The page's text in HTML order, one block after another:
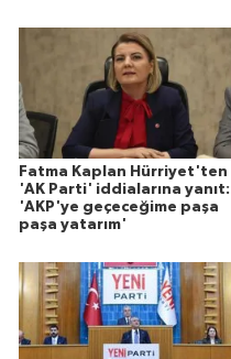
Fatma Kaplan Hürriyet'ten
'AK Parti' iddialarına yanıt:
'AKP'ye geçeceğime paşa
paşa yatarım'